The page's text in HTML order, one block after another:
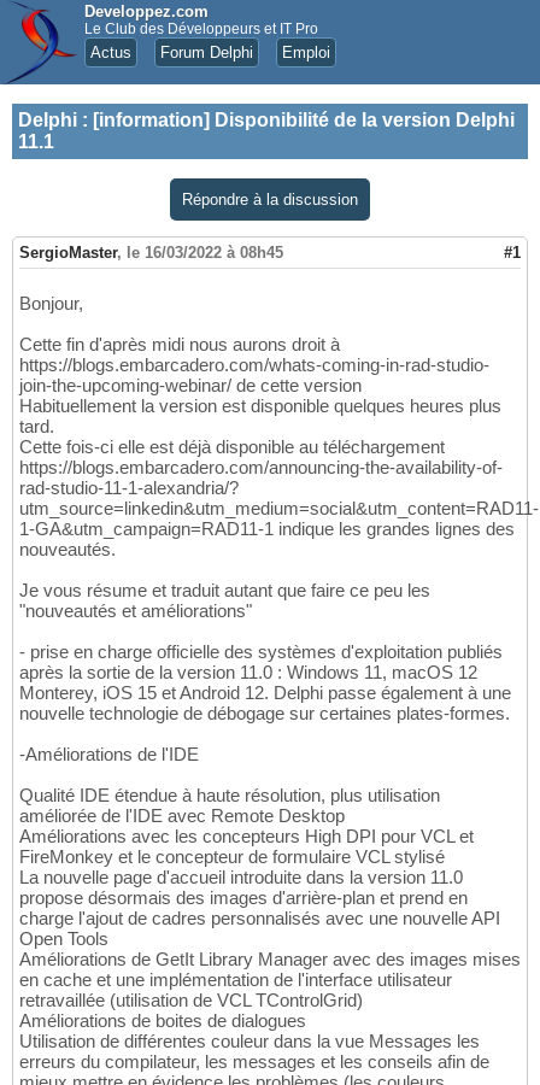
Developpez.com
Le Club des Développeurs et IT Pro
Actus Forum Delphi Emploi
Delphi : [information] Disponibilité de la version Delphi
11.1
Répondre à la discussion
SergioMaster, le 16/03/2022 à 08h45 #1
Bonjour,
Cette fin d'après midi nous aurons droit à
https://blogs.embarcadero.com/whats-coming-in-rad-studio-
join-the-upcoming-webinar/ de cette version
Habituellement la version est disponible quelques heures plus
tard.
Cette fois-ci elle est déjà disponible au téléchargement
https://blogs.embarcadero.com/announcing-the-availability-of-
rad-studio-11-1-alexandria/?
utm_source=linkedin&utm_medium=social&utm_content=RAD11-
1-GA&utm_campaign=RAD11-1 indique les grandes lignes des
nouveautés.
Je vous résume et traduit autant que faire ce peu les
"nouveautés et améliorations"
- prise en charge officielle des systèmes d'exploitation publiés
après la sortie de la version 11.0 : Windows 11, macOS 12
Monterey, iOS 15 et Android 12. Delphi passe également à une
nouvelle technologie de débogage sur certaines plates-formes.
-Améliorations de l'IDE
Qualité IDE étendue à haute résolution, plus utilisation
améliorée de l'IDE avec Remote Desktop
Améliorations avec les concepteurs High DPI pour VCL et
FireMonkey et le concepteur de formulaire VCL stylisé
La nouvelle page d'accueil introduite dans la version 11.0
propose désormais des images d'arrière-plan et prend en
charge l'ajout de cadres personnalisés avec une nouvelle API
Open Tools
Améliorations de GetIt Library Manager avec des images mises
en cache et une implémentation de l'interface utilisateur
retravaillée (utilisation de VCL TControlGrid)
Améliorations de boites de dialogues
Utilisation de différentes couleur dans la vue Messages les
erreurs du compilateur, les messages et les conseils afin de